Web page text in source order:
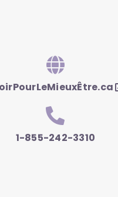
1-855-242-3310